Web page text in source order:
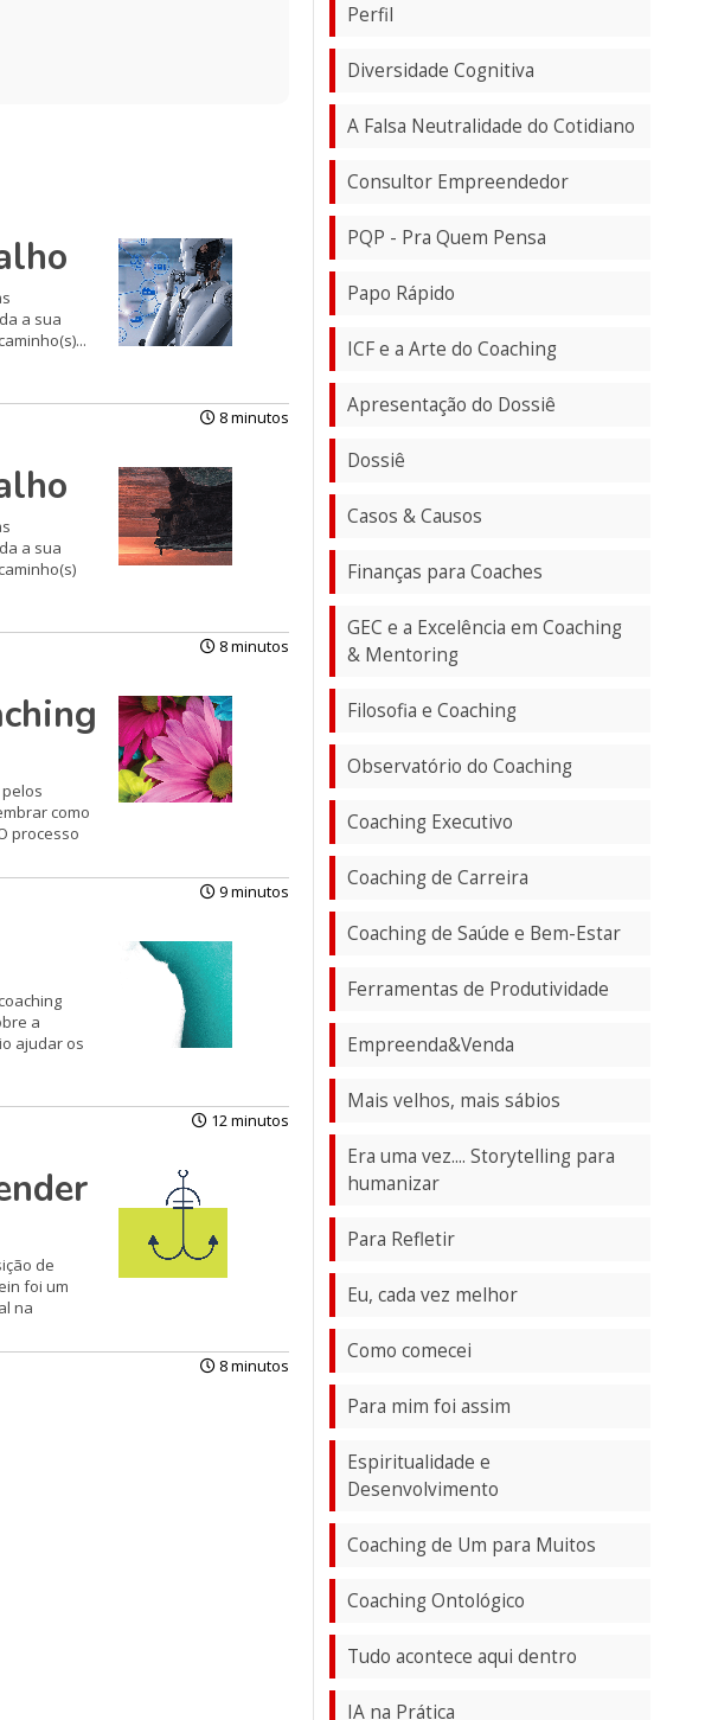
a sua
8 minutos
a sua
8 minutos
como
processo
9 minutos
a
ajudar os
12 minutos
de
foi um
na
8 minutos
Perfil
Diversidade Cognitiva
A Falsa Neutralidade do Cotidiano
Consultor Empreendedor
PQP - Pra Quem Pensa
Papo Rápido
ICF e a Arte do Coaching
Apresentação do Dossiê
Dossiê
Casos & Causos
Finanças para Coaches
GEC e a Excelência em Coaching
& Mentoring
Filosofia e Coaching
Observatório do Coaching
Coaching Executivo
Coaching de Carreira
Coaching de Saúde e Bem-Estar
Ferramentas de Produtividade
Empreenda&Venda
Mais velhos, mais sábios
Era uma vez.... Storytelling para
humanizar
Para Refletir
Eu, cada vez melhor
Como comecei
Para mim foi assim
Espiritualidade e
Desenvolvimento
Coaching de Um para Muitos
Coaching Ontológico
Tudo acontece aqui dentro
IA na Prática